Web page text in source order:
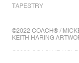
TAPESTRY
©2022 COACH® /
KEITH HARING
©2022 COACH IP